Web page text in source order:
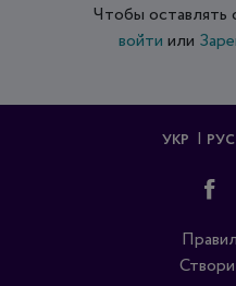
Чтобы
войти или
УКР РУС